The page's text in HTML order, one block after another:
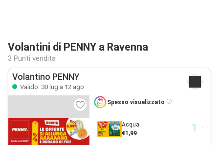
Volantini di PENNY a Ravenna
3 Punti vendita
Volantino PENNY
Valido: 30 lug a 12 ago
Spesso visualizzato
Acqua
€1,99